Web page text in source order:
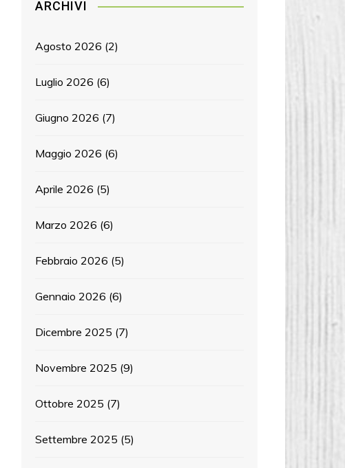
ARCHIVI
Agosto 2026 (2)
Luglio 2026 (6)
Giugno 2026 (7)
Maggio 2026 (6)
Aprile 2026 (5)
Marzo 2026 (6)
Febbraio 2026 (5)
Gennaio 2026 (6)
Dicembre 2025 (7)
Novembre 2025 (9)
Ottobre 2025 (7)
Settembre 2025 (5)